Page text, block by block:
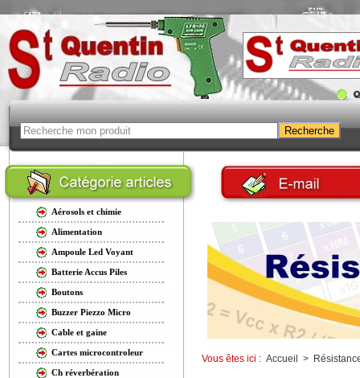
Aérosols et chimie
Alimentation
Ampoule Led Voyant
Batterie Accus Piles
Boutons
Buzzer Piezzo Micro
Cable et gaine
Cartes microcontroleur
Ch réverbération
Vous êtes ici : Accueil >